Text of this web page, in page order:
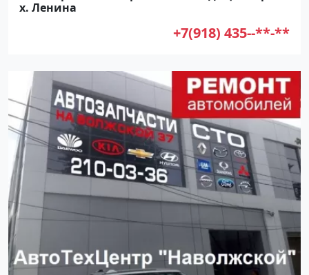
х. Ленина
+7(918) 435--**-**